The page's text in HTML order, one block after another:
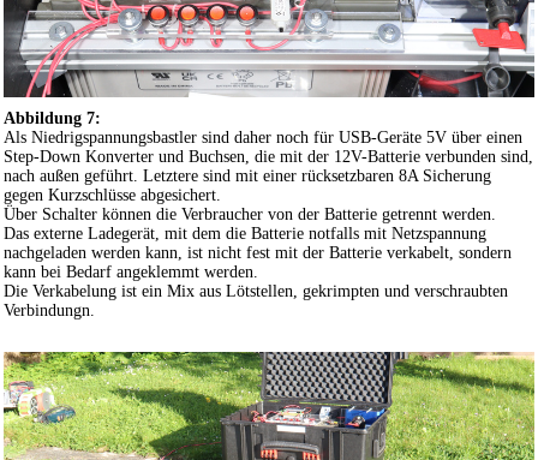
Abbildung 7:
Als Niedrigspannungsbastler sind daher noch für USB-Geräte 5V über einen
Step-Down Konverter und Buchsen, die mit der 12V-Batterie verbunden sind,
nach außen geführt. Letztere sind mit einer rücksetzbaren 8A Sicherung
gegen Kurzschlüsse abgesichert.
Über Schalter können die Verbraucher von der Batterie getrennt werden.
Das externe Ladegerät, mit dem die Batterie notfalls mit Netzspannung
nachgeladen werden kann, ist nicht fest mit der Batterie verkabelt, sondern
kann bei Bedarf angeklemmt werden.
Die Verkabelung ist ein Mix aus Lötstellen, gekrimpten und verschraubten
Verbindungn.